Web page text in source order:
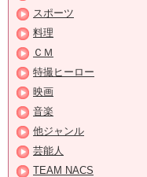
スポーツ
料理
ＣＭ
特撮ヒーロー
映画
音楽
他ジャンル
芸能人
TEAM NACS